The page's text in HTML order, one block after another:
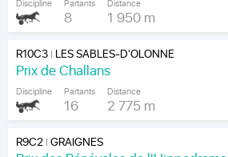
Discipline Partants
8
Distance
1 950 m
R10C3| LES SABLES-D'OLONNE
Prix de Challans
Discipline Partants
16
Distance
2 775 m
R9C2|GRAIGNES